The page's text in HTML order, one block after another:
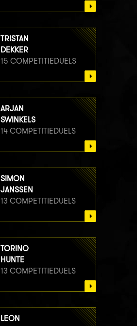
TRISTAN
DEKKER
15 COMPETITIEDUELS
ARJAN
SWINKELS
14 COMPETITIEDUELS
SIMON
JANSSEN
13 COMPETITIEDUELS
TORINO
HUNTE
13 COMPETITIEDUELS
LEON